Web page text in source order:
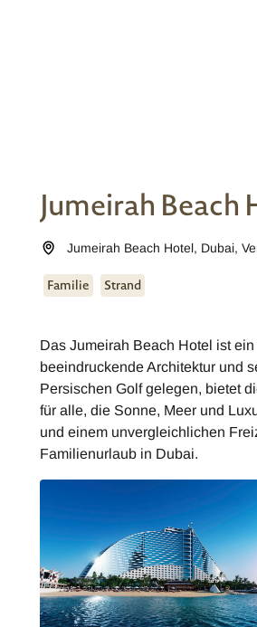
Jumeirah Beach
Jumeirah Beach Hotel, Dubai,
Familie Strand
Das Jumeirah Beach Hotel ist
beeindruckende Architektur und
Persischen Golf gelegen, bietet
für alle, die Sonne, Meer und
und einem unvergleichlichen
Familienurlaub in Dubai.